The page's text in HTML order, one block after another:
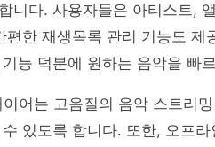
니다. 사용자들은 아티스트,
편한 재생목록 관리 기능도
능 덕분에 원하는 음악을 빠
어는 고음질의 음악 스트리
있도록 합니다. 또한, 오프